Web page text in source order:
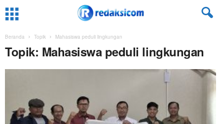
Beranda Topik Mahasiswa peduli lingkungan
Topik: Mahasiswa peduli lingkungan